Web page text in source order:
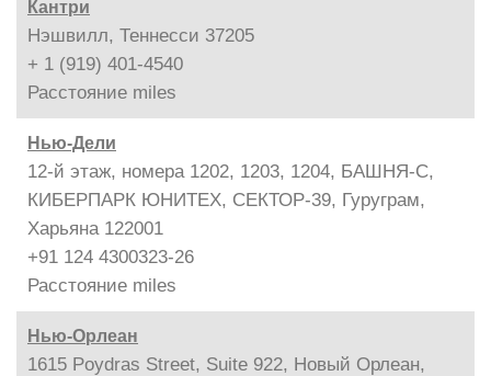
Кантри
Нэшвилл, Теннесси 37205
+ 1 (919) 401-4540
Расстояние miles
Нью-Дели
12-й этаж, номера 1202, 1203, 1204, БАШНЯ-С,
КИБЕРПАРК ЮНИТЕХ, СЕКТОР-39, Гуруграм,
Харьяна 122001
+91 124 4300323-26
Расстояние miles
Нью-Орлеан
1615 Poydras Street, Suite 922, Новый Орлеан,